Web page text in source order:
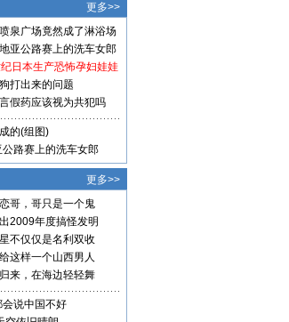
更多>>
泉广场竟然成了淋浴场
亚公路赛上的洗车女郎
日本生产恐怖孕妇娃娃
打出来的问题
假药应该视为共犯吗
的(组图)
路赛上的洗车女郎
更多>>
哥，哥只是一个鬼
2009年度搞怪发明
不仅仅是名利双收
这样一个山西男人
来，在海边轻轻舞
说中国不好